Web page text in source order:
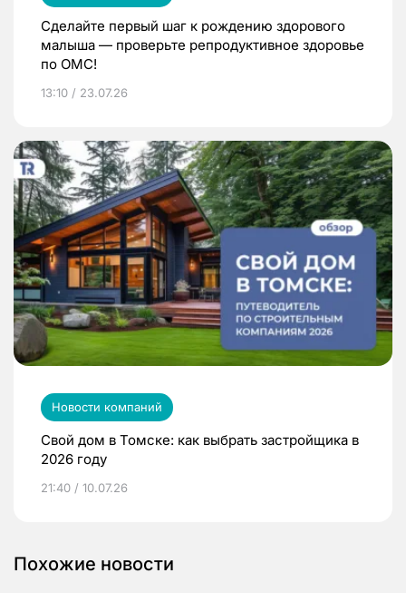
Сделайте первый шаг к рождению здорового
малыша — проверьте репродуктивное здоровье
по ОМС!
13:10 / 23.07.26
Новости компаний
Свой дом в Томске: как выбрать застройщика в
2026 году
21:40 / 10.07.26
Похожие новости